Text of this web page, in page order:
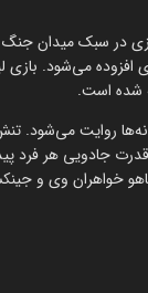
افزوده می‌شود.
شده است.
روایت می‌شود.
جادویی هر فرد
خواهران وی و